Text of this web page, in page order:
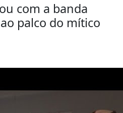
com a banda
palco do mítico